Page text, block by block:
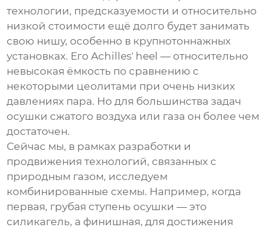
технологии, предсказуемости и относительно
низкой стоимости ещё долго будет занимать
свою нишу, особенно в крупнотоннажных
установках. Его Achilles' heel — относительно
невысокая ёмкость по сравнению с
некоторыми цеолитами при очень низких
давлениях пара. Но для большинства задач
осушки сжатого воздуха или газа он более чем
достаточен.
Сейчас мы, в рамках разработки и
продвижения технологий, связанных с
природным газом, исследуем
комбинированные схемы. Например, когда
первая, грубая ступень осушки — это
силикагель, а финишная, для достижения